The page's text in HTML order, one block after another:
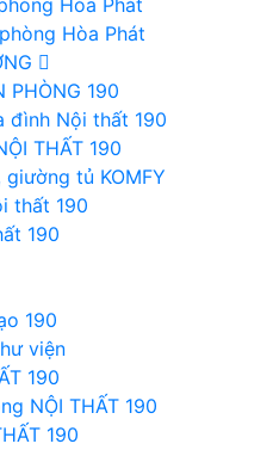
Hòa Phát
Hòa Phát
190
Nội thất 190
THẤT 190
tủ KOMFY
thất 190
190
190
viện
190
NỘI THẤT 190
190